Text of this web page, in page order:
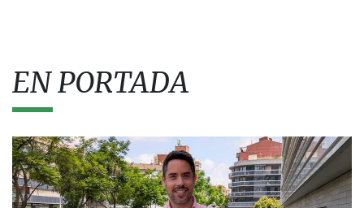
EN PORTADA